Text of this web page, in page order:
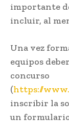
importante
incluir, al
Una vez
equipos
concurso
(https://
inscribir la
un